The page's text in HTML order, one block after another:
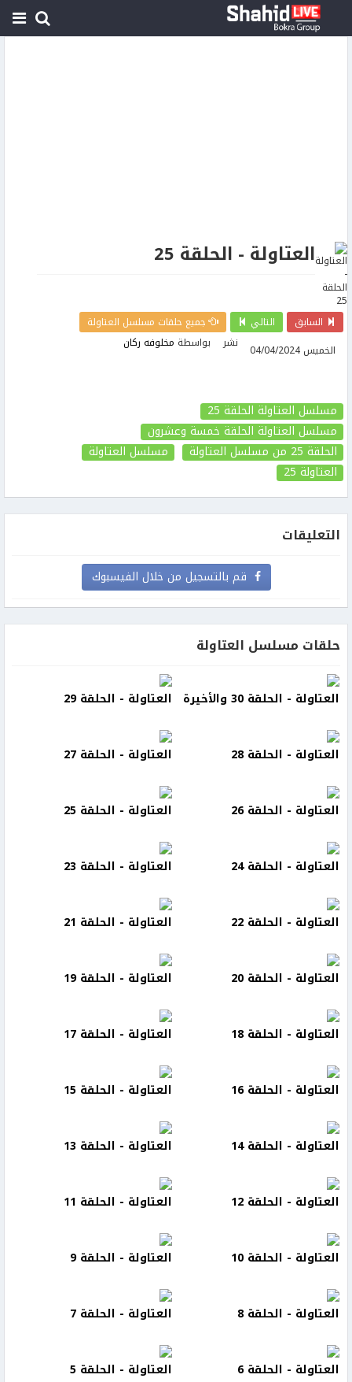
العتاولة - الحلقة 25
السابق التالي
جميع حلقات مسلسل العتاولة
نشر
الخميس 04/04/2024 بواسطة مخلوفه ركان
مسلسل العتاولة الحلقة 25
مسلسل العتاولة الحلقة خمسة وعشرون
الحلقة 25
من مسلسل العتاولة
مسلسل العتاولة
العتاولة 25
التعليقات
قم بالتسجيل من خلال الفيسبوك
حلقات مسلسل العتاولة
العتاولة - الحلقة 30 والأخيرة العتاولة - الحلقة 29
العتاولة - الحلقة 28 العتاولة - الحلقة 27
العتاولة - الحلقة 26 العتاولة - الحلقة 25
العتاولة - الحلقة 24 العتاولة - الحلقة 23
العتاولة - الحلقة 22 العتاولة - الحلقة 21
العتاولة - الحلقة 20 العتاولة - الحلقة 19
العتاولة - الحلقة 18 العتاولة - الحلقة 17
العتاولة - الحلقة 16 العتاولة - الحلقة 15
العتاولة - الحلقة 14 العتاولة - الحلقة 13
العتاولة - الحلقة 12 العتاولة - الحلقة 11
العتاولة - الحلقة 10 العتاولة - الحلقة 9
العتاولة - الحلقة 8 العتاولة - الحلقة 7
العتاولة - الحلقة 6 العتاولة - الحلقة 5